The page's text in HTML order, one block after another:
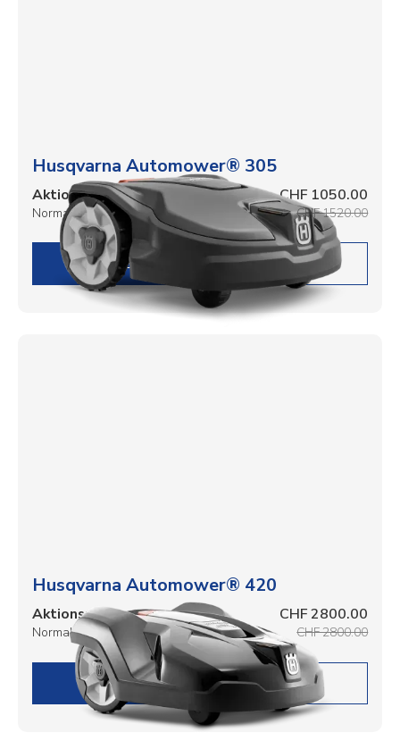
Husqvarna Automower® 305
Aktionspreis CHF 1050.00
Normalpreis CHF 1520.00
DETAILS
Husqvarna Automower® 420
Aktionspreis CHF 2800.00
Normalpreis CHF 2800.00
DETAILS